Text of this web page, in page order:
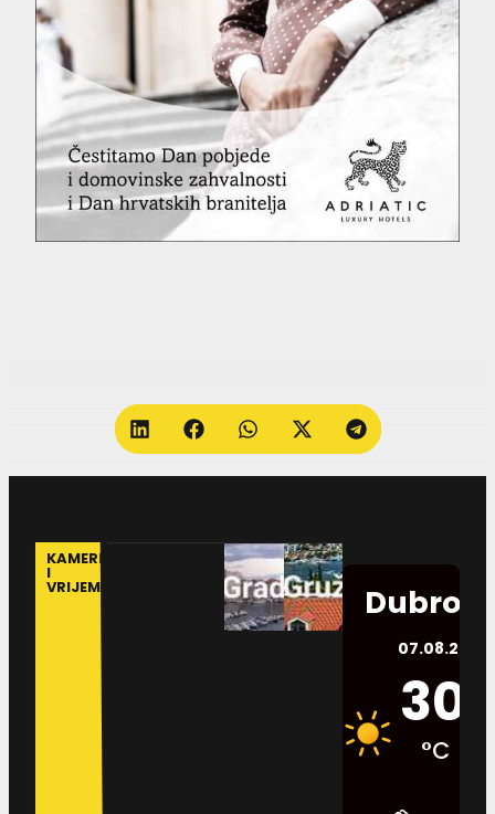
KAMERE
I
VRIJEME
07.08.2026.
30
°C